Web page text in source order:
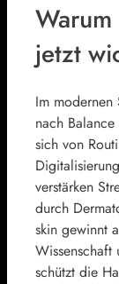
jetzt
Im modernen
nach
sich von
verstärken
durch
skin gewinnt
Wissenschaft
schützt die